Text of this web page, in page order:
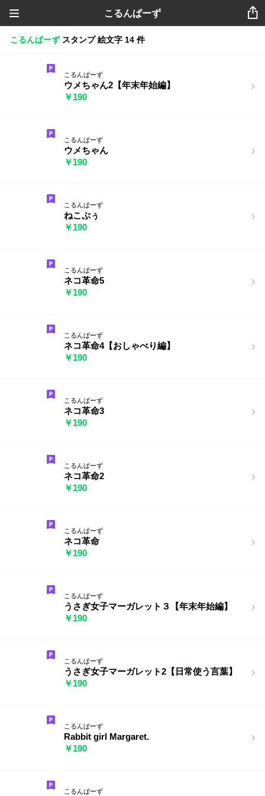
こるんぱーず
こるんぱーず スタンプ 絵文字 14 件
こるんぱーず
ウメちゃん2【年末年始編】
￥190
こるんぱーず
ウメちゃん
￥190
こるんぱーず
ねこぷぅ
￥190
こるんぱーず
ネコ革命5
￥190
こるんぱーず
ネコ革命4【おしゃべり編】
￥190
こるんぱーず
ネコ革命3
￥190
こるんぱーず
ネコ革命2
￥190
こるんぱーず
ネコ革命
￥190
こるんぱーず
うさぎ女子マーガレット３【年末年始編】
￥190
こるんぱーず
うさぎ女子マーガレット2【日常使う言葉】
￥190
こるんぱーず
Rabbit girl Margaret.
￥190
こるんぱーず